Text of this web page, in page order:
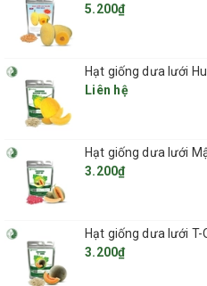
Đặc tính của thanh nẹp ziczac
- Nhẹ, dễ dàng thi công lắp đặt mọi
- Độ bền rất cao.
Công dụng của thanh nẹp Ziczac:
- Giúp cố định cho màng, lưới được
của màng, lưới và chống gió bão;
- Thiết kế linh hoạt nên dễ dàng sửa
>>>Tại TP HCM, bạn có thể đến
phẩm như lò xo Ziczac, Nilon làm
cung cấp sỉ với số lượng lớn. Liên
5.200₫
Hạt giống dưa lưới
Liên hệ
Hạt giống dưa lưới
3.200₫
Hạt giống dưa lưới T-
3.200₫